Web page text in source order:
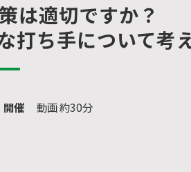
は適切ですか？
打ち手について考
開催 動画 約30分